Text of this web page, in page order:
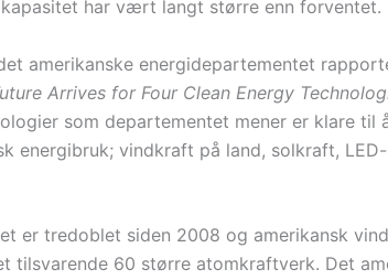
har vært langt større enn forventet.
amerikanske energidepartementet
Arrives for Four Clean Energy
som departementet mener er klare til
energibruk; vindkraft på land, solkraft,
er tredoblet siden 2008 og amerikansk
tilsvarende 60 større atomkraftverk. Det